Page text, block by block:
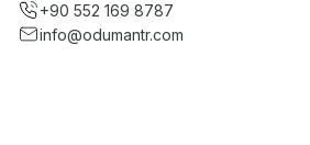
+90 552 169 8787
info@odumantr.com